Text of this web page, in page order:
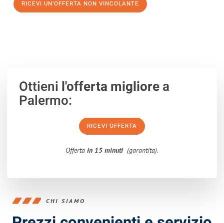
RICEVI UN'OFFERTA NON VINCOLANTE
Ottieni l'offerta migliorea
Palermo:
RICEVI OFFERTA
Offerta in 15 minuti (garantita).
CHI SIAMO